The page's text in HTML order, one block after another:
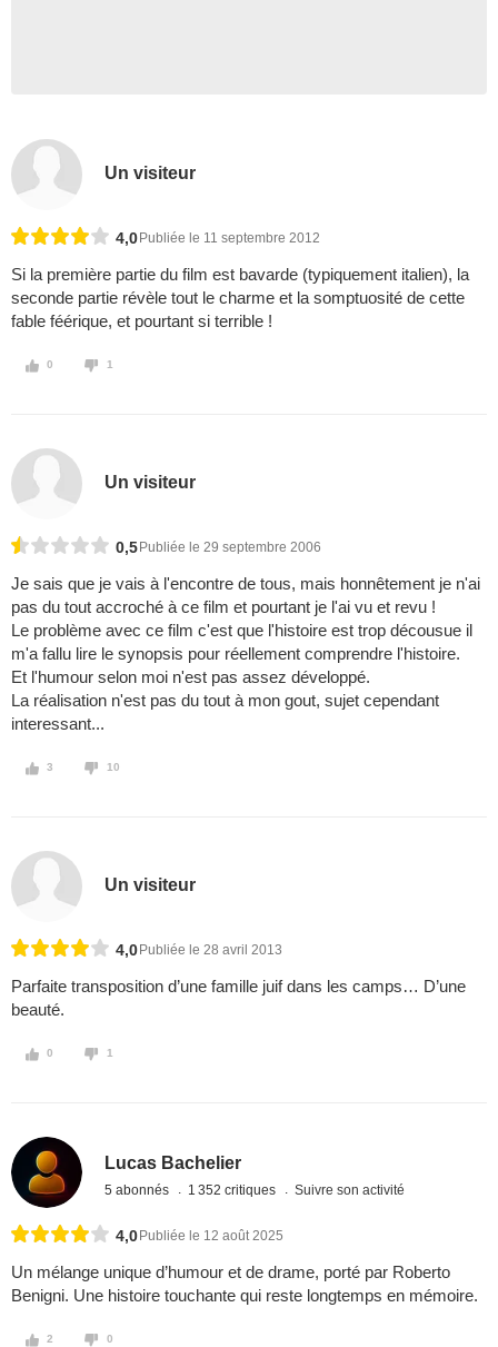
Un visiteur
4,0 Publiée le 11 septembre 2012
Si la première partie du film est bavarde (typiquement italien), la
seconde partie révèle tout le charme et la somptuosité de cette
fable féérique, et pourtant si terrible !
0 1
Un visiteur
0,5 Publiée le 29 septembre 2006
Je sais que je vais à l'encontre de tous, mais honnêtement je n'ai
pas du tout accroché à ce film et pourtant je l'ai vu et revu !
Le problème avec ce film c'est que l'histoire est trop décousue il
m'a fallu lire le synopsis pour réellement comprendre l'histoire.
Et l'humour selon moi n'est pas assez développé.
La réalisation n'est pas du tout à mon gout, sujet cependant
interessant...
3 10
Un visiteur
4,0 Publiée le 28 avril 2013
Parfaite transposition d’une famille juif dans les camps… D’une
beauté.
0 1
Lucas Bachelier
5 abonnés 1 352 critiques Suivre son activité
4,0 Publiée le 12 août 2025
Un mélange unique d’humour et de drame, porté par Roberto
Benigni. Une histoire touchante qui reste longtemps en mémoire.
2 0